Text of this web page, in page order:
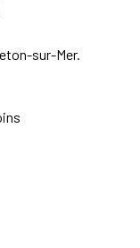
sur-Mer.